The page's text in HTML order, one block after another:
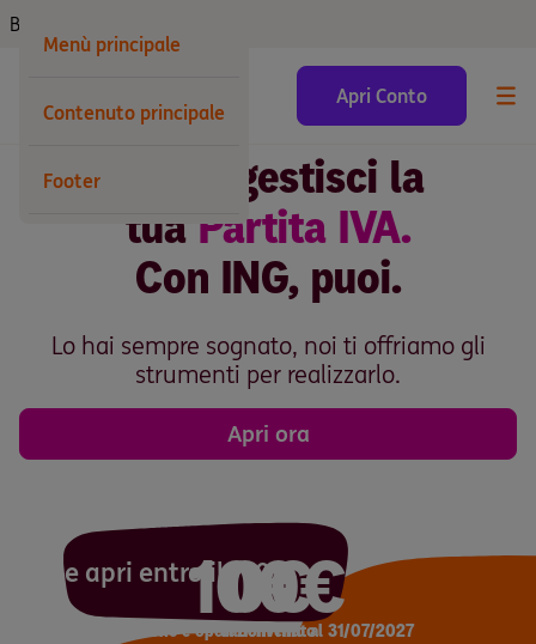
Menù principale
Contenuto principale
Footer
Business
Business Banking ING per Aziende
Apri Conto
Apri e gestisci la
tua Partita IVA.
Con ING, puoi.
Lo hai sempre sognato, noi ti offriamo gli
strumenti per realizzarlo.
Apri ora
Se apri entro il 7/09
100€
di benvenuto
0€
canone e operazioni fino al 31/07/2027